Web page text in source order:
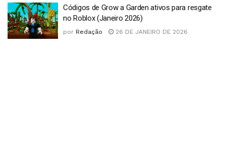
Códigos de Grow a Garden ativos para resgate
no Roblox (Janeiro 2026)
por Redação 26 DE JANEIRO DE 2026